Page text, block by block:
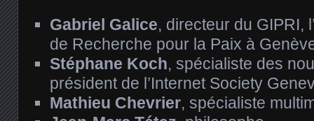
Gabriel Galice, directeur du GIPRI,
de Recherche pour la Paix à
Stéphane Koch, spécialiste des
président de l’Internet Society
Mathieu Chevrier, spécialiste